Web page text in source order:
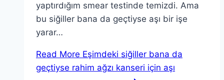
yaptırdığım smear testinde temizdi. Ama
bu siğiller bana da geçtiyse aşı bir işe
yarar…
Read More Eşimdeki siğiller bana da
geçtiyse rahim ağzı kanseri için aşı